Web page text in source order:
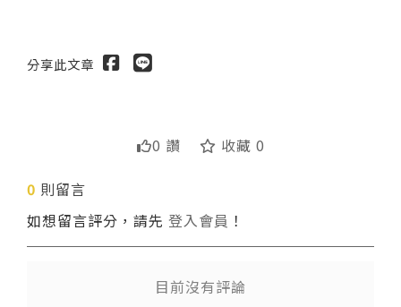
分享此文章
0 讚 收藏 0
0 則留言
如想留言評分，請先 登入會員 ！
目前沒有評論